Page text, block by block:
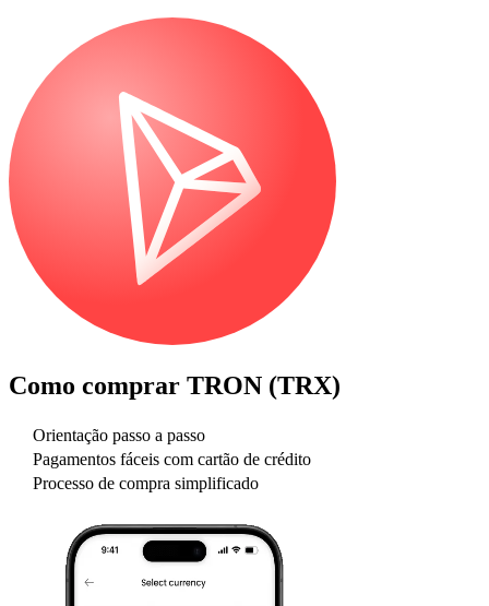
Como comprar TRON (TRX)
Orientação passo a passo
Pagamentos fáceis com cartão de crédito
Processo de compra simplificado